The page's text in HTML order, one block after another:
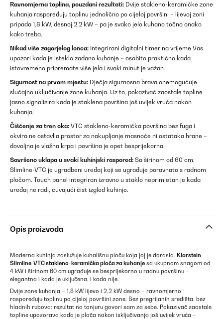
Ravnomjerna toplina, pouzdani rezultati: Dvije stakleno-keramičke zone
kuhanja raspoređuju toplinu jednolično po cijeloj površini – lijevoj zoni
pripada 1,8 kW, desnoj 2,2 kW – pa je svako jelo kuhano točno onako
kako treba.
Nikad više zagorjelog lonca: Integrirani digitalni timer na vrijeme Vas
upozori kada je isteklo zadano kuhanje – osobito praktično kada
istovremeno pripremate više jela i svaki minut je važan.
Sigurnost na prvom mjestu: Dječja sigurnosna brava onemogućuje
slučajno uključivanje zone kuhanja. Uz to, pokazivač zaostale topline
jasno signalizira kada je staklena površina još uvijek vruća nakon
kuhanja.
Čišćenje za tren oka: VTC stakleno-keramička površina bez fuga i
okvira ne ostavlja prostor za nakupljanje masnoće ni ostataka hrane –
dovoljna je vlažna krpa i površina je opet besprijekorna.
Savršeno uklapa u svaki kuhinjski raspored: Sa širinom od 60 cm,
Slimline-VTC je ugradbeni uređaj koji se ugrađuje poravnato s radnom
pločom. Touch panel integriran izravno u staklo neprimjetan je kada
uređaj ne radi, čuvajući čist izgled kuhinje.
Opis proizvoda
Moderna kuhinja zaslužuje kuhališnu ploču koja joj je dorasla. Klarstein
Slimline-VTC stakleno-keramička ploča za kuhanje sa ukupnom snagom od
4 kW i širinom 60 cm ugrađuje se besprijekorno u radnu površinu –
elegantna i kada je uključena, i kada nije.
Dvije zone kuhanja – 1,8 kW lijevo i 2,2 kW desno – ravnomjerno
raspoređuju toplinu po cijeloj površini zone. Bez pregrijanih središta, bez
hladnih rubova: rezultat na tanjuru govori sam za sebe. Pokazivač zaostale
topline upozorava kada je ploča nakon isključivanja još uvijek vruća –